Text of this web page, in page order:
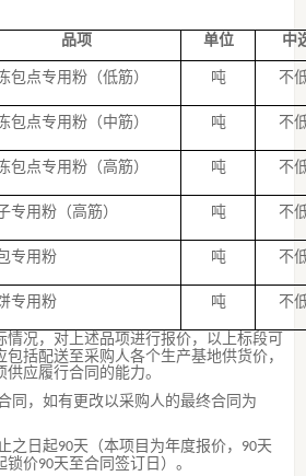
品项 单位 中
包点专用粉（低筋） 吨 不
包点专用粉（中筋） 吨 不
包点专用粉（高筋） 吨 不
专用粉（高筋） 吨 不
专用粉 吨 不
专用粉 吨 不
情况，对上述品项进行报价， 以上标段可
包括配送至采购人各个生产基地供货价，
应履行合同的能力。
同，如有更改以采购人的最终合同为
之日起90天 （本项目为年度报价， 90天
锁价90天至合同签订 日 ） 。